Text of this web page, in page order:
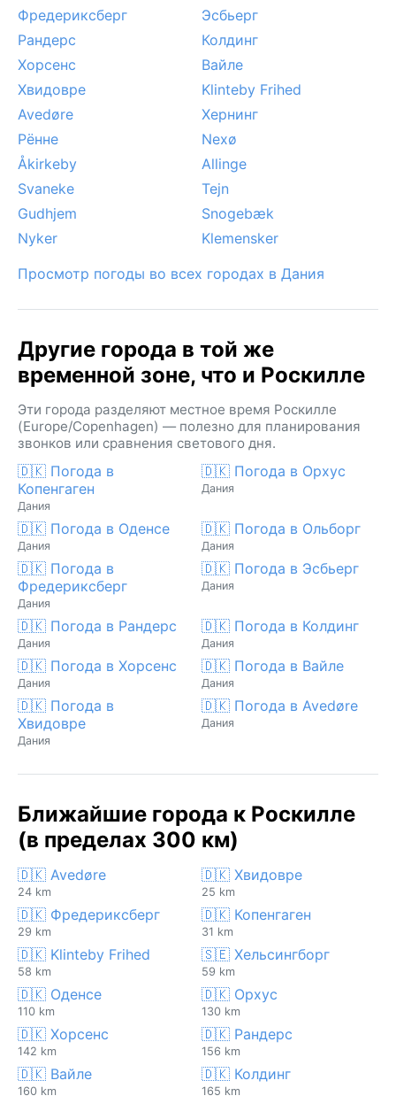
Фредериксберг
Эсбьерг
Рандерс
Колдинг
Хорсенс
Вайле
Хвидовре
Klinteby Frihed
Avedøre
Хернинг
Рённе
Nexø
Åkirkeby
Allinge
Svaneke
Tejn
Gudhjem
Snogebæk
Nyker
Klemensker
Просмотр погоды во всех городах в Дания
Другие города в той же
временной зоне, что и Роскилле
Эти города разделяют местное время Роскилле
(Europe/Copenhagen) — полезно для планирования
звонков или сравнения светового дня.
🇩🇰 Погода в
Копенгаген
Дания
🇩🇰 Погода в Орхус
Дания
🇩🇰 Погода в Оденсе
Дания
🇩🇰 Погода в Ольборг
Дания
🇩🇰 Погода в
Фредериксберг
Дания
🇩🇰 Погода в Эсбьерг
Дания
🇩🇰 Погода в Рандерс
Дания
🇩🇰 Погода в Колдинг
Дания
🇩🇰 Погода в Хорсенс
Дания
🇩🇰 Погода в Вайле
Дания
🇩🇰 Погода в
Хвидовре
Дания
🇩🇰 Погода в Avedøre
Дания
Ближайшие города к Роскилле
(в пределах 300 км)
🇩🇰 Avedøre
24 km
🇩🇰 Хвидовре
25 km
🇩🇰 Фредериксберг
29 km
🇩🇰 Копенгаген
31 km
🇩🇰 Klinteby Frihed
58 km
🇸🇪 Хельсингборг
59 km
🇩🇰 Оденсе
110 km
🇩🇰 Орхус
130 km
🇩🇰 Хорсенс
142 km
🇩🇰 Рандерс
156 km
🇩🇰 Вайле
160 km
🇩🇰 Колдинг
165 km